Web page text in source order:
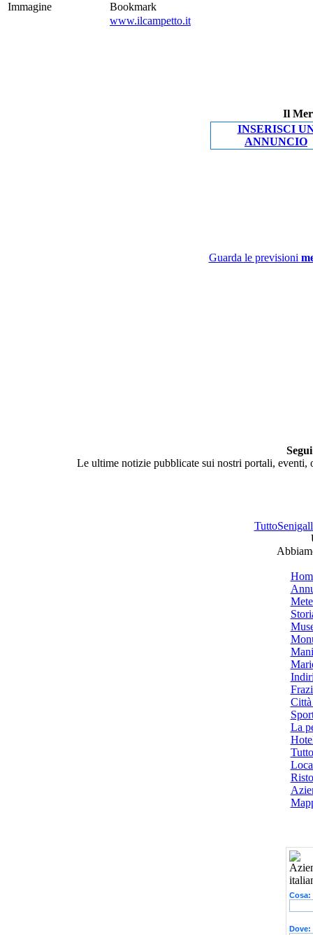
Immagine
Bookmark
www.ilcampetto.it
Il
INSERISCI
ANNUNCIO
Guarda le previsioni
Le ultime notizie pubblicate sui nostri portali,
Città
La
Cosa:
Dove: